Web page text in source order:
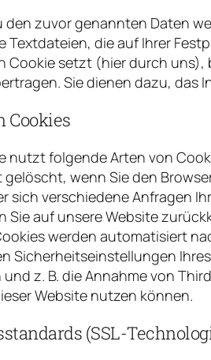
zuvor genannten Daten
Textdateien, die auf Ihrer
Cookie setzt (hier durch
Sie dienen dazu,
Cookies
nutzt folgende Arten von
wenn Sie den
sich verschiedene Anfragen
Sie auf unsere Website
werden automatisiert
Sicherheitseinstellungen
z. B. die Annahme von
Website nutzen können.
(SSL-